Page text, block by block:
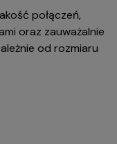
połączeń,
oraz zauważalnie
od rozmiaru